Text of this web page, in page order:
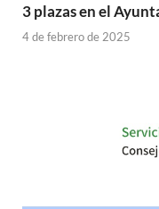
3 plazas en el
4 de febrero de 2025